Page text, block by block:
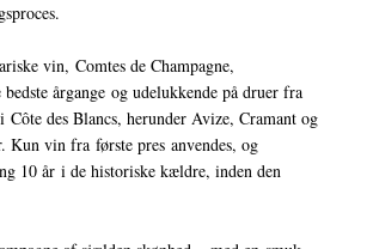
vin, Comtes de Champagne,
årgange og udelukkende på druer fra
des Blancs, herunder Avize, Cramant og
Kun vin fra første pres anvendes, og
10 år i de historiske kældre, inden den